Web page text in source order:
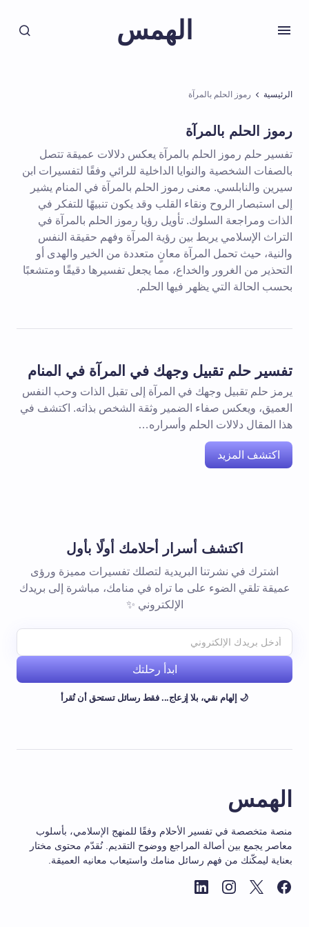
الهمس
الرئيسية رموز الحلم بالمرآة
رموز الحلم بالمرآة
تفسير حلم رموز الحلم بالمرآة يعكس دلالات عميقة تتصل
بالصفات الشخصية والنوايا الداخلية للرائي وفقًا لتفسيرات ابن
سيرين والنابلسي. معنى رموز الحلم بالمرآة في المنام يشير
إلى استبصار الروح ونقاء القلب وقد يكون تنبيهًا للتفكر في
الذات ومراجعة السلوك. تأويل رؤيا رموز الحلم بالمرآة في
التراث الإسلامي يربط بين رؤية المرآة وفهم حقيقة النفس
والنية، حيث تحمل المرآة معانٍ متعددة من الخير والهدى أو
التحذير من الغرور والخداع، مما يجعل تفسيرها دقيقًا ومتشعبًا
بحسب الحالة التي يظهر فيها الحلم.
تفسير حلم تقبيل وجهك في المرآة في المنام
يرمز حلم تقبيل وجهك في المرآة إلى تقبل الذات وحب النفس
العميق، ويعكس صفاء الضمير وثقة الشخص بذاته. اكتشف في
هذا المقال دلالات الحلم وأسراره…
اكتشف المزيد
اكتشف أسرار أحلامك أولًا بأول
اشترك في نشرتنا البريدية لتصلك تفسيرات مميزة ورؤى
عميقة تلقي الضوء على ما تراه في منامك، مباشرة إلى بريدك
الإلكتروني ✨
ابدأ رحلتك
🌙 إلهام نقي، بلا إزعاج... فقط رسائل تستحق أن تُقرأ
الهمس
منصة متخصصة في تفسير الأحلام وفقًا للمنهج الإسلامي، بأسلوب
معاصر يجمع بين أصالة المراجع ووضوح التقديم. نُقدّم محتوى مختار
بعناية ليمكّنك من فهم رسائل منامك واستيعاب معانيه العميقة.